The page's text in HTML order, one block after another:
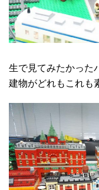
生で見てみたかった
建物がどれもこれも